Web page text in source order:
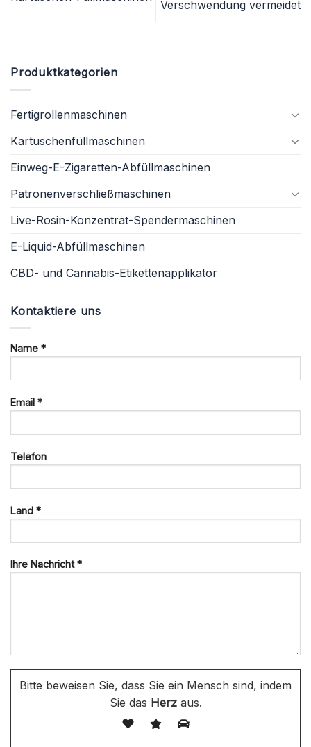
Verschwendung vermeidet
Produktkategorien
Fertigrollenmaschinen
Kartuschenfüllmaschinen
Einweg-E-Zigaretten-Abfüllmaschinen
Patronenverschließmaschinen
Live-Rosin-Konzentrat-Spendermaschinen
E-Liquid-Abfüllmaschinen
CBD- und Cannabis-Etikettenapplikator
Kontaktiere uns
Name *
Email *
Telefon
Land *
Ihre Nachricht *
Bitte beweisen Sie, dass Sie ein Mensch sind, indem
Sie das Herzaus.